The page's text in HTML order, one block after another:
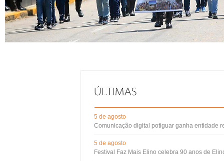
5 de agosto
Comunicação digital potiguar ganha entidade
5 de agosto
Festival Faz Mais Elino celebra 90 anos de